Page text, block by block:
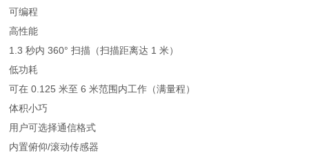
可编程
高性能
1.3 秒内 360° 扫描（扫描距离达 1 米）
低功耗
可在 0.125 米至 6 米范围内工作（满量程）
体积小巧
用户可选择通信格式
内置俯仰/滚动传感器